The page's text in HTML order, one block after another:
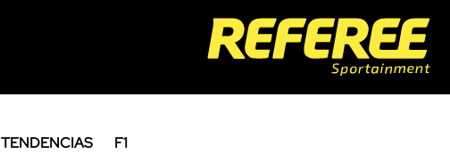
TENDENCIAS
F1